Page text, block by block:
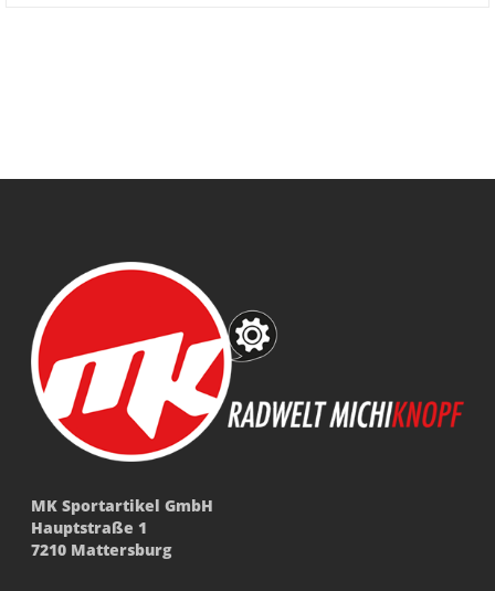
MK Sportartikel GmbH
Hauptstraße 1
7210 Mattersburg